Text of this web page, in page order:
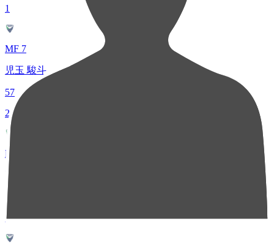
1
MF 7
児玉 駿斗
57
2
DF 42
高木 友也
43
3